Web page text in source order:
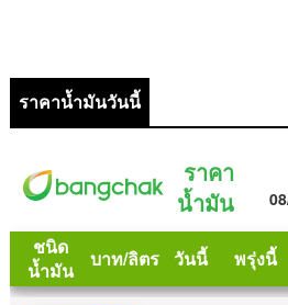
ราคาน้ำมันวันนี้